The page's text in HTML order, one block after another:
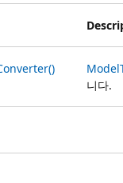
니다.